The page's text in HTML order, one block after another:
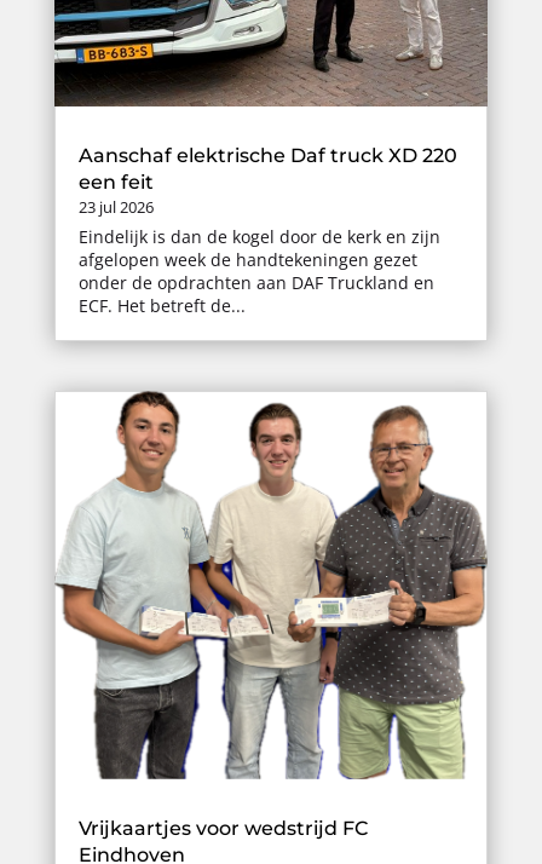
Aanschaf elektrische Daf truck XD 220
een feit
23 jul 2026
Eindelijk is dan de kogel door de kerk en zijn
afgelopen week de handtekeningen gezet
onder de opdrachten aan DAF Truckland en
ECF. Het betreft de...
Vrijkaartjes voor wedstrijd FC
Eindhoven